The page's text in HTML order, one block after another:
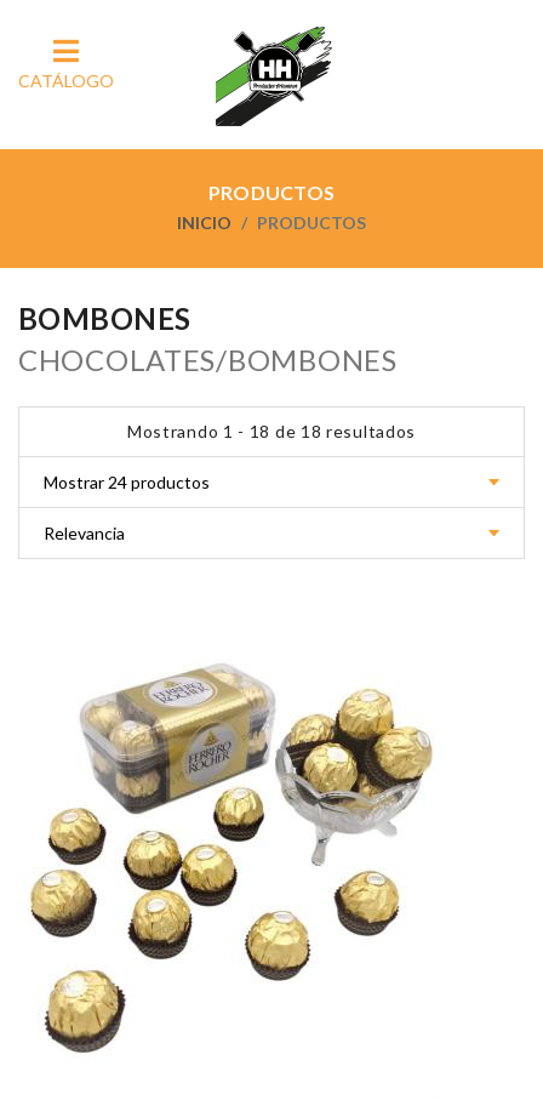
CATÁLOGO
PRODUCTOS
INICIO PRODUCTOS
BOMBONES
CHOCOLATES/BOMBONES
Mostrando 1 - 18 de 18 resultados